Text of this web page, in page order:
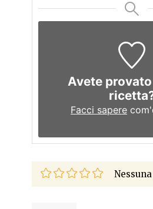
Avete
Facci sapere